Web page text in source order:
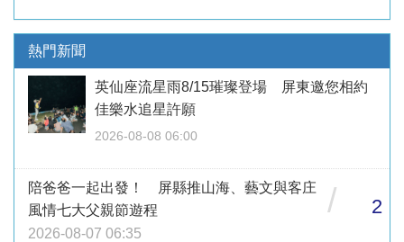
熱門新聞
英仙座流星雨8/15璀璨登場 屏東邀您相約
佳樂水追星許願
2026-08-08 06:00
陪爸爸一起出發！ 屏縣推山海、藝文與客庄
風情七大父親節遊程
2026-08-07 06:35
/ 2